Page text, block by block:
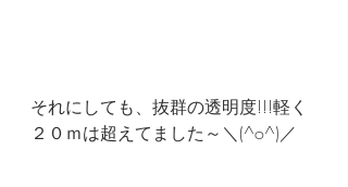
それにしても、抜群の透明度!!!軽く
２０ｍは超えてました～＼(^o^)／